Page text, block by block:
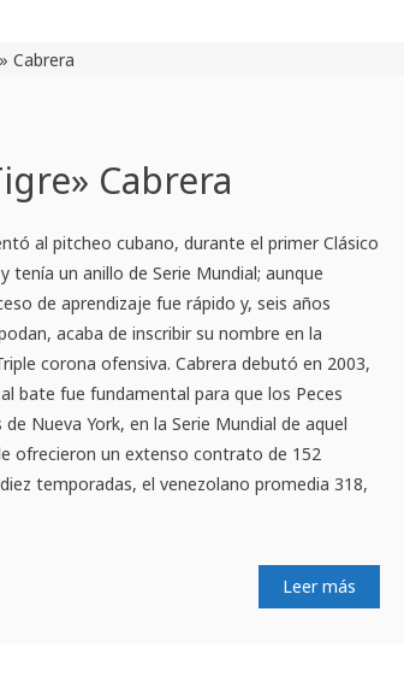
Cabrera
al pitcheo cubano, durante el primer Clásico
tenía un anillo de Serie Mundial; aunque
de aprendizaje fue rápido y, seis años
acaba de inscribir su nombre en la
corona ofensiva. Cabrera debutó en 2003,
bate fue fundamental para que los Peces
Nueva York, en la Serie Mundial de aquel
ofrecieron un extenso contrato de 152
temporadas, el venezolano promedia 318,
Leer más